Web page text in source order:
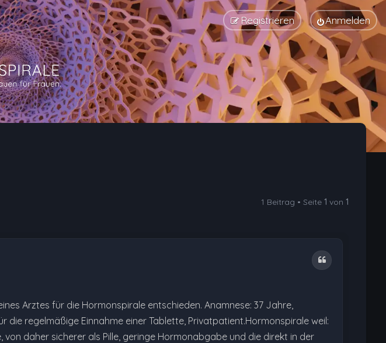
Anmelden
Registrieren
1 Beitrag • Seite1 von1
Zitat
Arztes für die Hormonspirale entschieden. Anamnese: 37 Jahre,
die regelmäßige Einnahme einer Tablette, Privatpatient.Hormonspirale weil:
von daher sicherer als Pille, geringe Hormonabgabe und die direkt in der